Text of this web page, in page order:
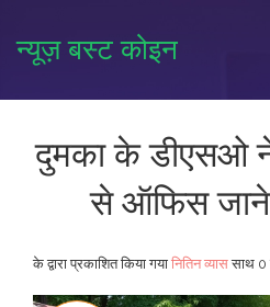
न्यूज़ बस्ट कोइन
दुमका के डीएसओ
से ऑफिस
के द्वारा प्रकाशित किया गया नितिन व्याससाथ 0